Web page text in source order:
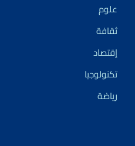
علوم
ثقافة
إقتصاد
تكنولوجيا
رياضة